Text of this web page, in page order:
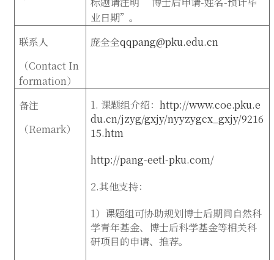
业日期”。
联系人
（Contact In
formation）
庞全全qqpang@pku.edu.cn
备注
（Remark）
1. 课题组介绍： http://www.coe.pku.e
du.cn/jzyg/gxjy/nyyzygcx_gxjy/9216
15.htm
http://pang-eetl-pku.com/
2.其他支持：
1）课题组可协助规划博士后期间自然科
学青年基金、博士后科学基金等相关科
研项目的申请、推荐。